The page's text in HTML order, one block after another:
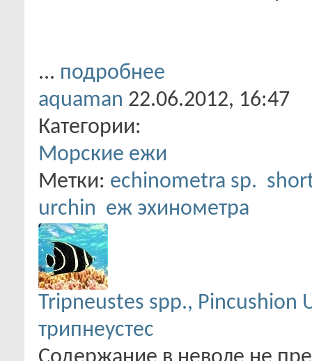
... подробнее
aquaman 22.06.2012, 16:47
Категории:
Морские ежи
Метки: echinometra sp.
urchin еж эхинометра
Tripneustes spp., Pincushion
трипнеустес